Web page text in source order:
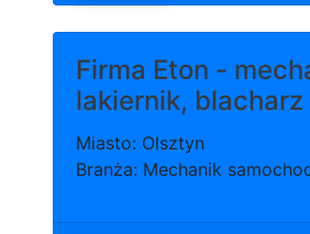
Firma Eton -
lakiernik,
Miasto: Olsztyn
Branża: Mechanik